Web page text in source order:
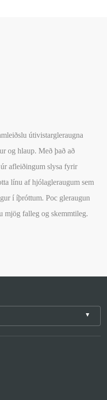
útivistargleraugna
og hlaup. Með það að
afleiðingum slysa fyrir
línu af hjólagleraugum sem
í íþróttum. Poc gleraugun
mjög falleg og skemmtileg.